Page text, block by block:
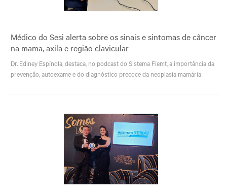
Médico do Sesi alerta sobre os sinais e sintomas de câncer
na mama, axila e região clavicular
Dr. Ediney Espínola, destaca, no podcast do Sistema Fiemt, a importância da
prevenção, autoexame e do diagnóstico precoce da neoplasia mamária